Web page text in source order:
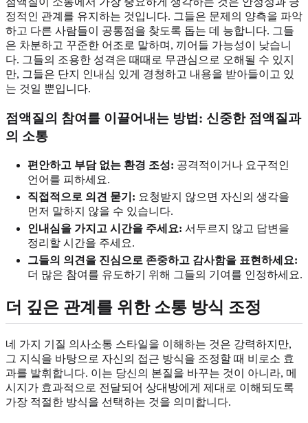
정적인 관계를 유지하는 것입니다. 그들은 문제의 양측을 파악
하고 다른 사람들이 공통점을 찾도록 돕는 데 능합니다. 그들
은 차분하고 꾸준한 어조로 말하며, 끼어들 가능성이 낮습니
다. 그들의 조용한 성격은 때때로 무관심으로 오해될 수 있지
만, 그들은 단지 인내심 있게 경청하고 내용을 받아들이고 있
는 것일 뿐입니다.
점액질의 참여를 이끌어내는 방법 : 신중한 점액질과
의 소통
편안하고 부담 없는 환경 조성: 공격적이거나 요구적인
언어를 피하세요.
직접적으로 의견 묻기: 요청받지 않으면 자신의 생각을
먼저 말하지 않을 수 있습니다.
인내심을 가지고 시간을 주세요: 서두르지 않고 답변을
정리할 시간을 주세요.
그들의 의견을 진심으로 존중하고 감사함을 표현하세요:
더 많은 참여를 유도하기 위해 그들의 기여를 인정하세요.
더 깊은 관계를 위한 소통 방식 조정
네 가지 기질 의사소통 스타일을 이해하는 것은 강력하지만,
그 지식을 바탕으로 자신의 접근 방식을 조정할 때 비로소 효
과를 발휘합니다. 이는 당신의 본질을 바꾸는 것이 아니라, 메
시지가 효과적으로 전달되어 상대방에게 제대로 이해되도록
가장 적절한 방식을 선택하는 것을 의미합니다.